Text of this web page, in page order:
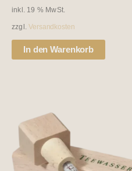
inkl. 19 % MwSt.
zzgl.Versandkosten
In den Warenkorb